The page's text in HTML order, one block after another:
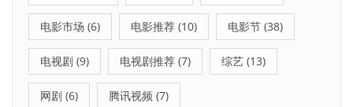
电影市场 (6) 电影推荐 (10) 电影节 (38)
电视剧 (9) 电视剧推荐 (7) 综艺 (13)
网剧 (6) 腾讯视频 (7)